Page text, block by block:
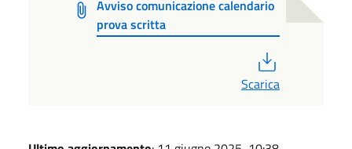
Avviso comunicazione calendario
prova scritta
Scarica